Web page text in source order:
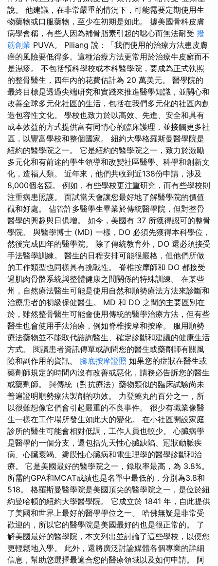
說。 他建議，在非常嚴重的情況下，可能需要定期使用生
物藥物或口服藥物，至少在初期是如此。 據美國骨科皮膚
病學會稱，有些人因為補骨脂素引起的噁心而無法耐受 撥
筋創業 PUVA。 Piliang 說：「我們使用的治療方法患皮膚
癌的風險要低得多。這種治療方法更常用於治療牛皮癬而不
是濕疹。 不包括預科學校或本科醫學院，要成為正式執照
的整骨醫生，四年內的花費估計為 20 萬美元。 醫學院的
最終目標是透過尖端研究和實踐來推進醫學知識，並關心和
改善全球多元化社區的生活，包括在我們多元化的社區內創
造包容性文化。 學校也致力於以高效、先進、安全和具有
成本效益的方式提供富有同情心的臨床護理，並接觸更多社
區，以豐富學校和整個國家。 紐約大學格羅斯曼醫學院是
紐約的醫學院之一。 它是紐約的醫學院之一，致力於激勵
多元化和有前途的學生領導和改變社區醫學、科學和創新文
化，造福人類。 近年來，他們共收到近138份申請，涉及
8,000個名額。 例如，有些學校更注重研究，而有些學校則
注重病患照護。 面試當天會讓您最好地了解醫學院的價值
觀和好處。 儘管許多醫學生畢業於傳統醫學院，但對整骨
醫學的興趣與日俱增。 如今，美國有 37 所獲得認可的整骨
學院。 與醫學博士 (MD) 一樣，DO 必須先獲得本科學位，
然後完成四年的醫學院。 除了傳統教育外，DO 還必須接受
手法醫學訓練。 醫生的日程安排可能很嚴格，但他們所做
的工作類型也同樣具有挑戰性。 脊椎按摩師和 DO 都接受
過肌肉骨骼系統與整體健康之間關係的特殊訓練。 在某些
州，自然療法醫生可能是使用自然和順勢療法方法來診斷和
治療患者的初級保健醫生。 MD 和 DO 之間的主要區別在
於，雖然整骨醫生可能會使用傳統的醫學治療方法，但有些
醫生也會使用手法治療，例如脊椎按摩和按摩。 服用順勢
療法藥物並不能取代諮詢醫生、確定診斷和建議的健康生活
方式。 閱讀患者資訊傳單或詢問您的醫生或藥劑師有關風
險和副作用的資訊。 腳底按摩證照 如果您的症狀在醫生或
藥劑師規定的時間內沒有改善或惡化，請務必告訴您的醫生
或藥劑師。 與傳統（對抗療法）藥物類似的臨床試驗尚未
普遍證明順勢療法製劑的功效。 力登藥丸的百分之一，所
以很難想像它們會引起嚴重的不良事件。 很少有職業像醫
生一樣在工作場所發生如此大的變化。 在小社區開設家庭
診所的醫生可能會相對低調，工作人員也較少。 心臟病學
是醫學的一個分支，還包括先天性心臟缺陷、冠狀動脈疾
病、心臟衰竭、瓣膜性心臟病和電生理學的醫學診斷和治
療。 它是美國最好的醫學院之一，錄取率最高，為 3.8%。
所需的GPA和MCAT成績也是名單中最低的，分別為3.8和
518。 格羅斯曼醫學院是美國頂尖的醫學院之一，是位於紐
約曼哈頓的紐約大學醫學院。 它成立於 1841 年，自此提供
了美國和世界上最好的醫學學位之一。 哈佛無疑是非常受
歡迎的，所以它的醫學院是美國最好的也是很正常的。 了
解美國最好的醫學院，本文列出並討論了這些學校，以便您
更輕鬆地入學。 此外，還將廣泛討論媒體各個專業的詳細
信息，幫助您選擇最適合您的醫療領域以及如何申請。 阿